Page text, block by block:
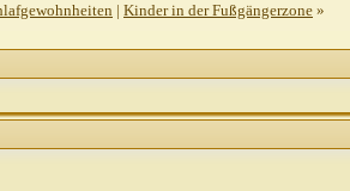
| Kinder in der Fußgängerzone »